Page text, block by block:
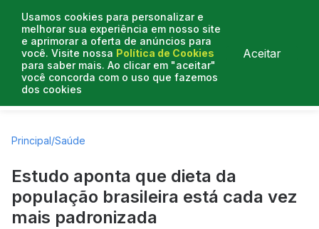
Usamos cookies para personalizar e
melhorar sua experiência em nosso site
e aprimorar a oferta de anúncios para
você. Visite nossa Política de Cookies
para saber mais. Ao clicar em "aceitar"
você concorda com o uso que fazemos
dos cookies
Aceitar
Artigos
Principal/Saúde
Estudo aponta que dieta da
população brasileira está cada vez
mais padronizada